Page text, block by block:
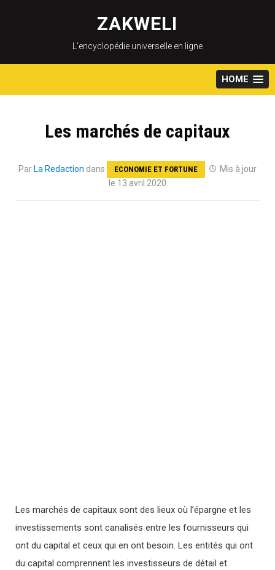
content
ZAKWELI
L’encyclopédie universelle en ligne
HOME
Les marchés de capitaux
Par La Redaction dans ECONOMIE ET FORTUNE
Mis à jour
le 13 avril 2020
Les marchés de capitaux sont des lieux où l’épargne et les
investissements sont canalisés entre les fournisseurs qui
ont du capital et ceux qui en ont besoin. Les entités qui ont
du capital comprennent les investisseurs de détail et